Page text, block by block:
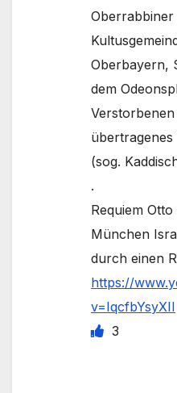
Oberbayern,
dem
(sog.
.
Requiem
München
durch einen
https://
v=IqcfbYsyXII
3